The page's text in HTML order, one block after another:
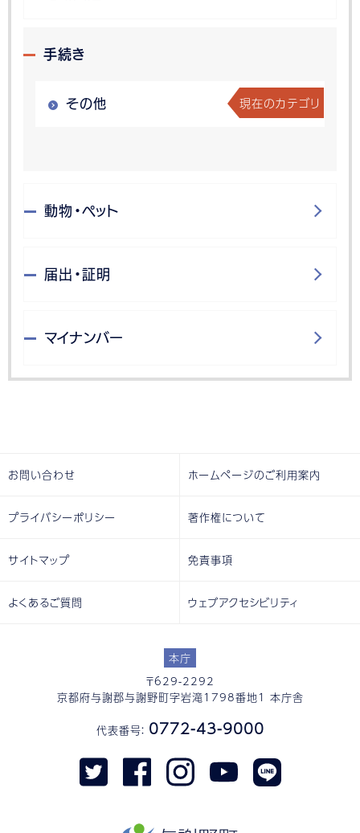
手続き
その他 現在のカテゴリ
動物・ペット
届出・証明
マイナンバー
本庁
〒629-2292
京都府与謝郡与謝野町字岩滝1798番地1 本庁舎
代表番号： 0772-43-9000
お問い合わせ ホームページのご利用案内
プライバシーポリシー 著作権について
サイトマップ 免責事項
よくあるご質問 ウェブアクセシビリティ